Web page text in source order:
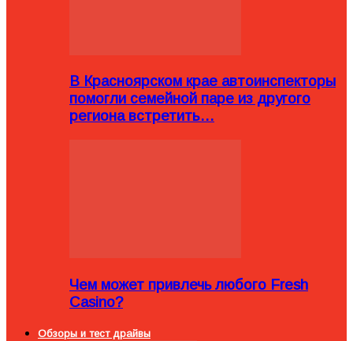
В Красноярском крае автоинспекторы
помогли семейной паре из другого
региона встретить…
Чем может привлечь любого Fresh
Casino?
Обзоры и тест драйвы